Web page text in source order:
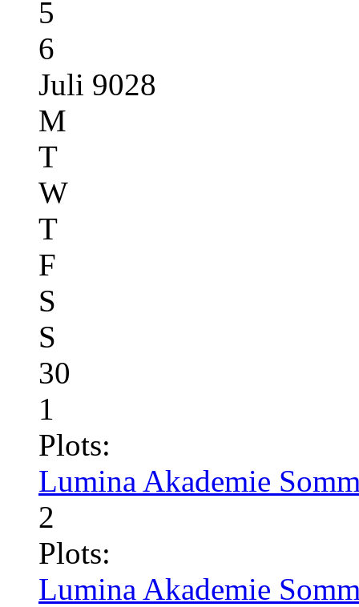
5
6
Juli 9028
M
T
W
T
F
S
S
30
1
Plots:
Lumina Akademie
2
Plots:
Lumina Akademie